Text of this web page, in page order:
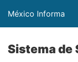
México Informa
Sistema de